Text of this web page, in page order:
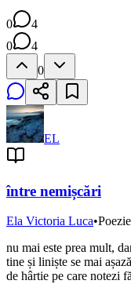
0
4
0
4
0
EL
între nemișcări
Ela Victoria Luca•Poezie
nu mai este prea mult,
tine și liniște se mai
de hârtie pe care notezi